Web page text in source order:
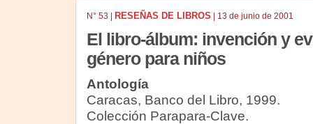
N° 53 RESEÑAS DE LIBROS 13 de junio de 2001
El libro-álbum: invención y
género para niños
Antología
Caracas, Banco del Libro, 1999.
Colección Parapara-Clave.